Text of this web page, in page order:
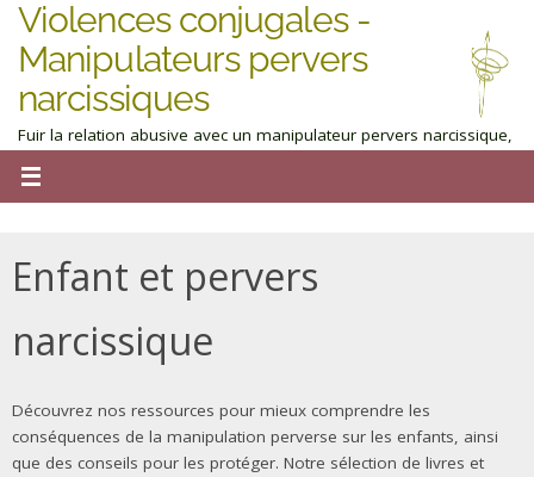
Violences conjugales -
Manipulateurs pervers
narcissiques
Fuir la relation abusive avec un manipulateur pervers narcissique,
Enfant et pervers
narcissique
Découvrez nos ressources pour mieux comprendre les
conséquences de la manipulation perverse sur les enfants, ainsi
que des conseils pour les protéger. Notre sélection de livres et